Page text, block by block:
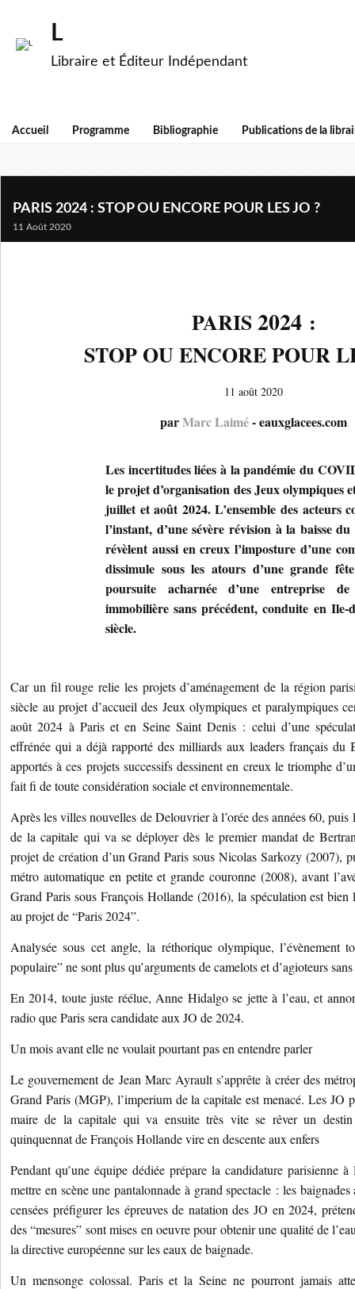
L
Libraire et Éditeur Indépendant
Accueil Programme Bibliographie Publications de la
PARIS 2024 : STOP OU ENCORE POUR LES JO ?
11 Août 2020
PARIS2024 :
STOP OU ENCORE POUR
11 août 2020
parMarc Laimé- eauxglacees.com
Les incertitudes liées à la pandémie du
le projet d’organisation des Jeux olympiques
juillet et août 2024. L’ensemble des acteurs
l’instant, d’une sévère révision à la baisse
révèlent aussi en creux l’imposture d’une
dissimule sous les atours d’une grande
poursuite acharnée d’une entreprise
immobilière sans précédent, conduite en
siècle.
Car un fil rouge relie les projets d’aménagement de la région
siècle au projet d’accueil des Jeux olympiques et paralympiques
août 2024 à Paris et en Seine Saint Denis : celui d’une
effrénée qui a déjà rapporté des milliards aux leaders français du
apportés à ces projets successifs dessinent en creux le triomphe
fait fi de toute considération sociale et environnementale.
Après les villes nouvelles de Delouvrier à l’orée des années 60,
de la capitale qui va se déployer dès le premier mandat de
projet de création d’un Grand Paris sous Nicolas Sarkozy (2007),
métro automatique en petite et grande couronne (2008), avant
Grand Paris sous François Hollande (2016), la spéculation est
au projet de “Paris 2024”.
Analysée sous cet angle, la réthorique olympique, l’évènement
populaire” ne sont plus qu’arguments de camelots et d’agioteurs
En 2014, toute juste réélue, Anne Hidalgo se jette à l’eau, et
radio que Paris sera candidate aux JO de 2024.
Un mois avant elle ne voulait pourtant pas en entendre parler
Le gouvernement de Jean Marc Ayrault s’apprête à créer des
Grand Paris (MGP), l’imperium de la capitale est menacé. Les JO
maire de la capitale qui va ensuite très vite se rêver un
quinquennat de François Hollande vire en descente aux enfers
Pendant qu’une équipe dédiée prépare la candidature parisienne
mettre en scène une pantalonnade à grand spectacle : les
censées préfigurer les épreuves de natation des JO en 2024,
des “mesures” sont mises en oeuvre pour obtenir une qualité de
la directive européenne sur les eaux de baignade.
Un mensonge colossal. Paris et la Seine ne pourront jamais